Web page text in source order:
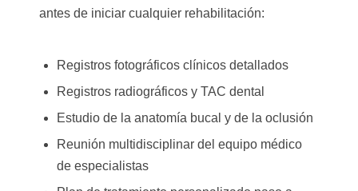
antes de iniciar cualquier rehabilitación:
Registros fotográficos clínicos detallados
Registros radiográficos y TAC dental
Estudio de la anatomía bucal y de la oclusión
Reunión multidisciplinar del equipo médico
de especialistas